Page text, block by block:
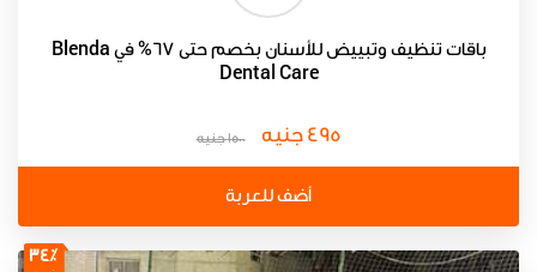
باقات تنظيف وتبييض للأسنان بخصم حتى 67% في Blenda
Dental Care
495 جنيه 1500 جنيه
أضف للعربة
34٪